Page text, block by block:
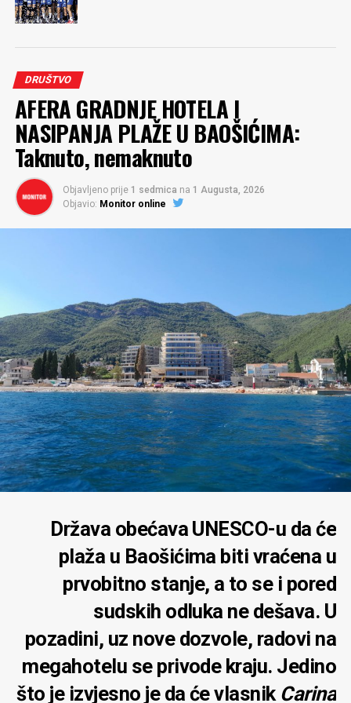
DRUŠTVO
AFERA GRADNJE HOTELA I
NASIPANJA PLAŽE U BAOŠIĆIMA:
Taknuto, nemaknuto
Objavljeno prije 1 sedmica na 1 Augusta, 2026
Objavio: Monitor online
Država obećava UNESCO-u da će
plaža u Baošićima biti vraćena u
prvobitno stanje, a to se i pored
sudskih odluka ne dešava. U
pozadini, uz nove dozvole, radovi na
megahotelu se privode kraju. Jedino
što je izvjesno je da će vlasnik Carina